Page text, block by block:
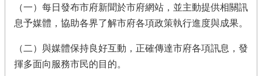
（一）每日發布市府新聞於市府網站，並主動提供相關訊
息予媒體，協助各界了解市府各項政策執行進度與成果。
（二）與媒體保持良好互動，正確傳達市府各項訊息，發
揮多面向服務市民的目的。